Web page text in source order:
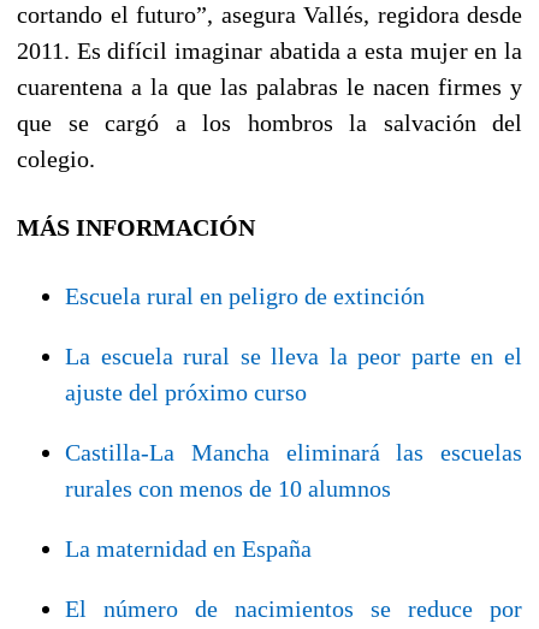
cortando el futuro”, asegura Vallés, regidora desde
2011. Es difícil imaginar abatida a esta mujer en la
cuarentena a la que las palabras le nacen firmes y
que se cargó a los hombros la salvación del
colegio.
MÁS INFORMACIÓN
Escuela rural en peligro de extinción
La escuela rural se lleva la peor parte en el
ajuste del próximo curso
Castilla-La Mancha eliminará las escuelas
rurales con menos de 10 alumnos
La maternidad en España
El número de nacimientos se reduce por